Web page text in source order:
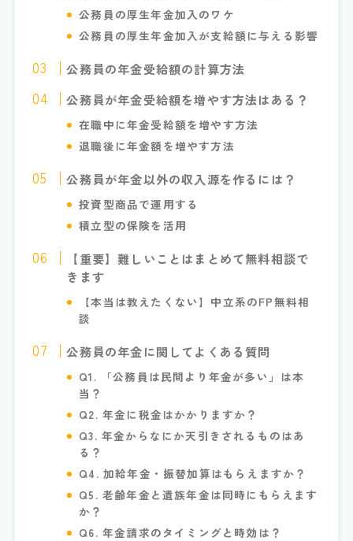
公務員の厚生年金加入のワケ
公務員の厚生年金加入が支給額に与える影響
公務員の年金受給額の計算方法
公務員が年金受給額を増やす方法はある？
在職中に年金受給額を増やす方法
退職後に年金額を増やす方法
公務員が年金以外の収入源を作るには？
投資型商品で運用する
積立型の保険を活用
【重要】難しいことはまとめて無料相談で
きます
【本当は教えたくない】中立系のFP無料相
談
公務員の年金に関してよくある質問
Q1. 「公務員は民間より年金が多い」は本
当？
Q2. 年金に税金はかかりますか？
Q3. 年金からなにか天引きされるものはあ
る？
Q4. 加給年金・振替加算はもらえますか？
Q5. 老齢年金と遺族年金は同時にもらえます
か？
Q6. 年金請求のタイミングと時効は？